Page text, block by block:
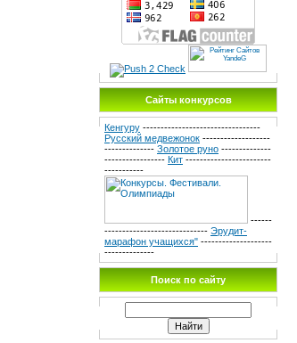
Сайты конкурсов
Кенгуру ---------------------------------
Русский медвежонок -------------------
-------------- Золотое руно --------------
----------------- Кит ------------------------
-----------
------
----------------------------- Эрудит-
марафон учащихся" --------------------
--------------
Поиск по сайту